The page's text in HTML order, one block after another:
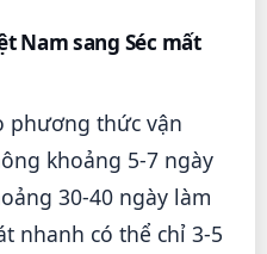
Nam sang Séc mất
phương thức vận
khoảng 5-7 ngày
30-40 ngày làm
nhanh có thể chỉ 3-5